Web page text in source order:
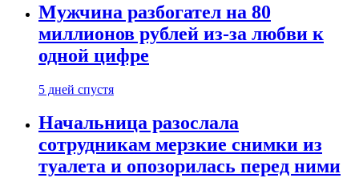
Мужчина разбогател на 80
миллионов рублей из-за любви к
одной цифре
5 дней спустя
Начальница разослала
сотрудникам мерзкие снимки из
туалета и опозорилась перед ними